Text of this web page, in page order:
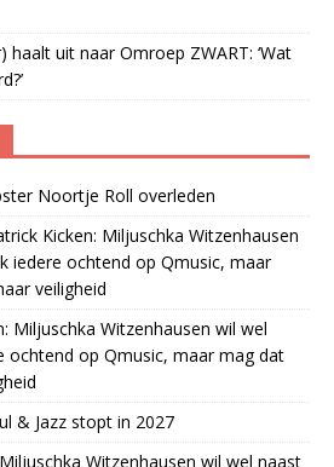
haalt uit naar Omroep ZWART: ‘Wat
Noortje Roll overleden
Kicken: Miljuschka Witzenhausen
iedere ochtend op Qmusic, maar
veiligheid
Miljuschka Witzenhausen wil wel
ochtend op Qmusic, maar mag dat
& Jazz stopt in 2027
Witzenhausen wil wel naast